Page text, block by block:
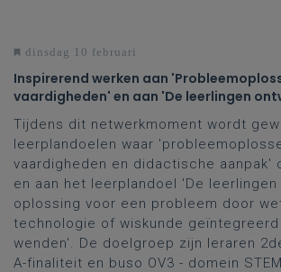
dinsdag 10 februari
Inspirerend werken aan
vaardigheden' en aan 'De leerlingen
Tijdens dit netwerkmoment wordt
leerplandoelen waar
vaardigheden en didactische aanpak'
en aan het leerplandoel 'De
oplossing voor een probleem door
technologie of wiskunde geïntegreerd
wenden'. De doelgroep zijn leraren
A-finaliteit en buso OV3 - domein STEM.